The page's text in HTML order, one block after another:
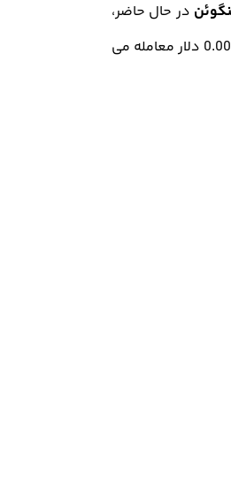
در حال حاضر،
در این لحظه 0.006194 دلار معامله می